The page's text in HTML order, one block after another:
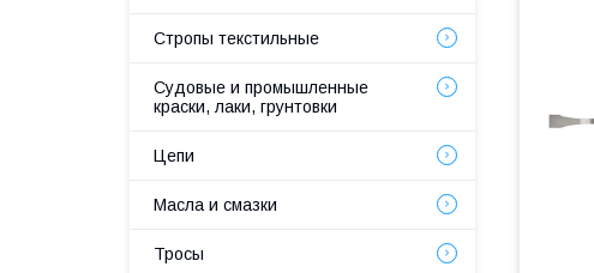
Стропы текстильные
Судовые и промышленные
краски, лаки, грунтовки
Цепи
Масла и смазки
Тросы